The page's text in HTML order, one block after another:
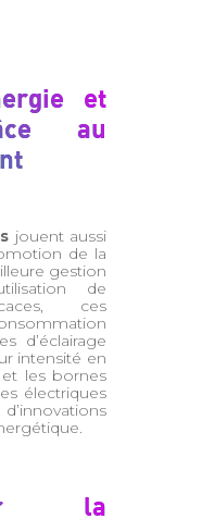
et
au
jouent aussi
de la
gestion
de
ces
d’éclairage
intensité en
les bornes
électriques
la